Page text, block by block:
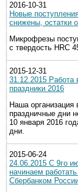
2016-10-31
Новые
снижены, остатки
Микрофрезы
с твердость HRC
2015-12-31
31.12.2015 Работа
праздники 2016
Наша организация
праздничные дни
10 января 2016
дни.
2015-06-24
24.06.2015 С 9го
начинаем
Сбербанком